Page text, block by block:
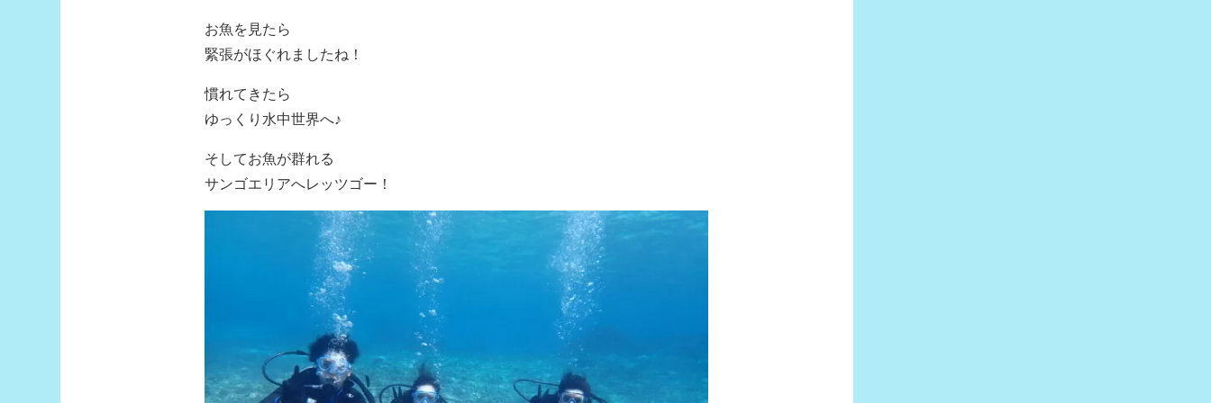
お魚を見たら
緊張がほぐれましたね！
慣れてきたら
ゆっくり水中世界へ♪
そしてお魚が群れる
サンゴエリアへレッツゴー！